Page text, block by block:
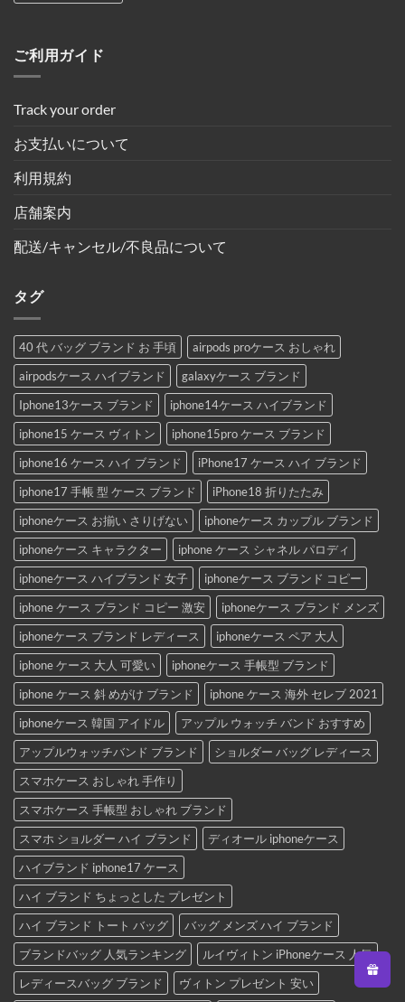
ご利用ガイド
Track your order
お支払いについて
利用規約
店舗案内
配送/キャンセル/不良品について
タグ
40 代 バッグ ブランド お 手頃
airpods proケース おしゃれ
airpodsケース ハイブランド
galaxyケース ブランド
Iphone13ケース ブランド
iphone14ケース ハイブランド
iphone15 ケース ヴィトン
iphone15pro ケース ブランド
iphone16 ケース ハイ ブランド
iPhone17 ケース ハイ ブランド
iphone17 手帳 型 ケース ブランド
iPhone18 折りたたみ
iphoneケース お揃い さりげない
iphoneケース カップル ブランド
iphoneケース キャラクター
iphone ケース シャネル パロディ
iphoneケース ハイブランド 女子
iphoneケース ブランド コピー
iphone ケース ブランド コピー 激安
iphoneケース ブランド メンズ
iphoneケース ブランド レディース
iphoneケース ペア 大人
iphone ケース 大人 可愛い
iphoneケース 手帳型 ブランド
iphone ケース 斜 めがけ ブランド
iphone ケース 海外 セレブ 2021
iphoneケース 韓国 アイドル
アップル ウォッチ バンド おすすめ
アップルウォッチバンド ブランド
ショルダー バッグ レディース
スマホケース おしゃれ 手作り
スマホケース 手帳型 おしゃれ ブランド
スマホ ショルダー ハイ ブランド
ディオール iphoneケース
ハイブランド iphone17 ケース
ハイ ブランド ちょっとした プレゼント
ハイ ブランド トート バッグ
バッグ メンズ ハイ ブランド
ブランドバッグ 人気ランキング
ルイヴィトン iPhoneケース 人気
レディースバッグ ブランド
ヴィトン プレゼント 安い